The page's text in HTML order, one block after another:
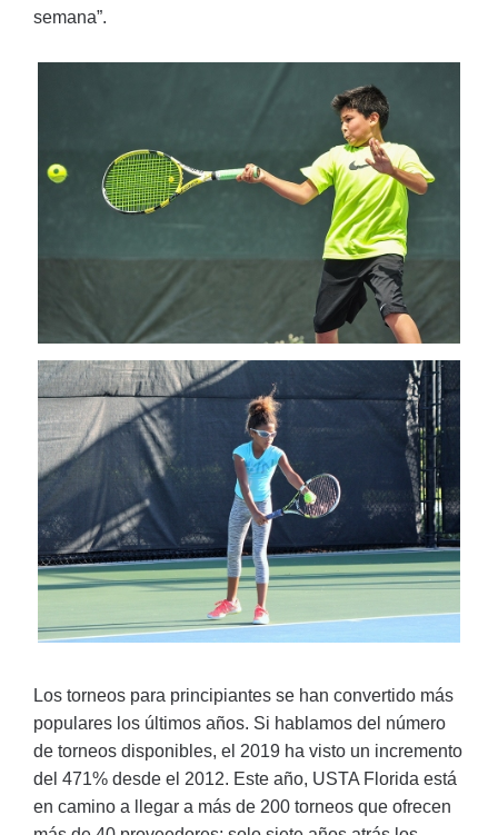
semana”.
Los torneos para principiantes se han convertido más
populares los últimos años. Si hablamos del número
de torneos disponibles, el 2019 ha visto un incremento
del 471% desde el 2012. Este año, USTA Florida está
en camino a llegar a más de 200 torneos que ofrecen